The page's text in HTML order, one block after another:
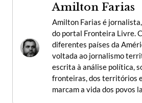
Amilton Farias
Amilton Farias é
do portal Fronteira Livre.
diferentes países da
voltada ao jornalismo
escrita à análise política,
fronteiras, dos territórios
marcam a vida dos povos